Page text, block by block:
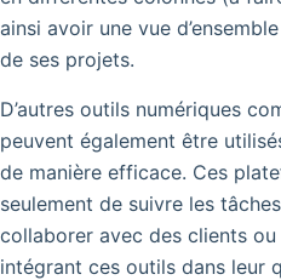
ainsi avoir une vue
de ses projets.
D’autres outils numériques
peuvent également être
de manière efficace. Ces
seulement de suivre les
collaborer avec des clients ou
intégrant ces outils dans leur